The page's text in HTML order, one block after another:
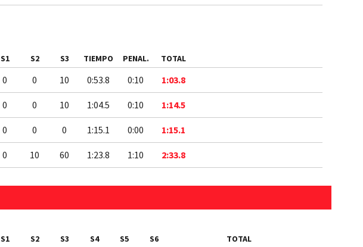
S1 S2 S3 TIEMPO PENAL. TOTAL
0 0 10 0:53.8 0:10 1:03.8
0 0 10 1:04.5 0:10 1:14.5
0 0 0 1:15.1 0:00 1:15.1
0 10 60 1:23.8 1:10 2:33.8
S1 S2 S3 S4 S5 S6 TOTAL